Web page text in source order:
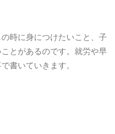
時に身につけたいこと、 子
とがあるのです。 就労や早
書いていきます。